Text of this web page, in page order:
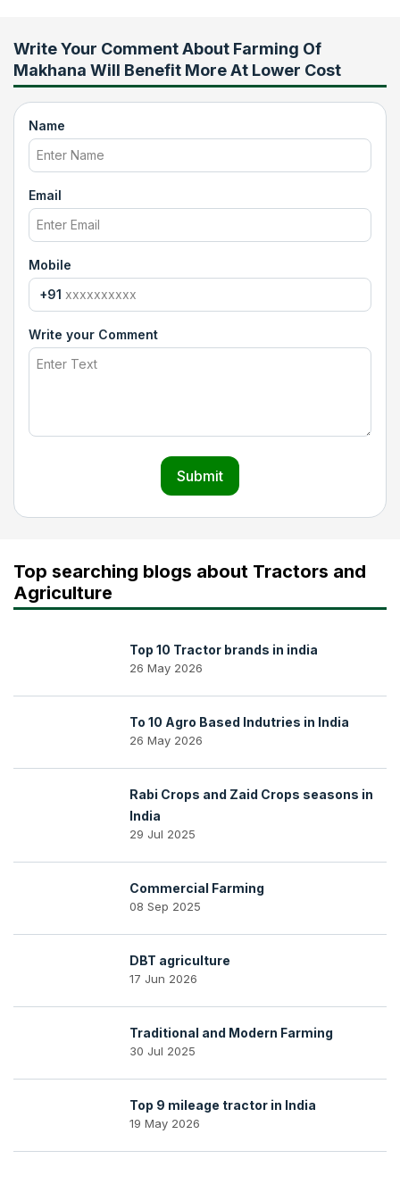
Write Your Comment About Farming Of
Makhana Will Benefit More At Lower Cost
Name
Email
Mobile
+91
Write your Comment
Submit
Top searching blogs about Tractors and
Agriculture
Top 10 Tractor brands in india
26 May 2026
To 10 Agro Based Indutries in India
26 May 2026
Rabi Crops and Zaid Crops seasons in
India
29 Jul 2025
Commercial Farming
08 Sep 2025
DBT agriculture
17 Jun 2026
Traditional and Modern Farming
30 Jul 2025
Top 9 mileage tractor in India
19 May 2026